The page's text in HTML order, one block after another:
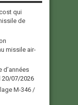
qui
de
missile air-
d’années
20/07/2026
M-346 /